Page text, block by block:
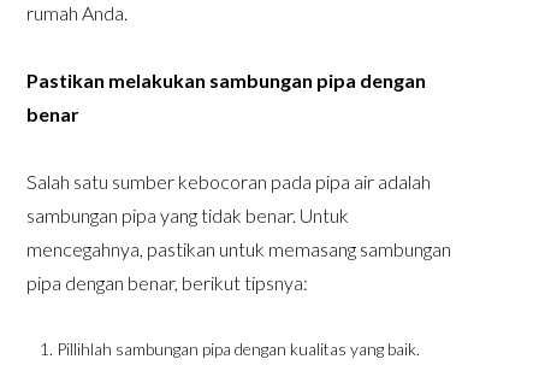
rumah Anda.
Pastikan melakukan sambungan pipa dengan
benar
Salah satu sumber kebocoran pada pipa air adalah
sambungan pipa yang tidak benar. Untuk
mencegahnya, pastikan untuk memasang sambungan
pipa dengan benar, berikut tipsnya:
Pillihlah sambungan pipa dengan kualitas yang baik.